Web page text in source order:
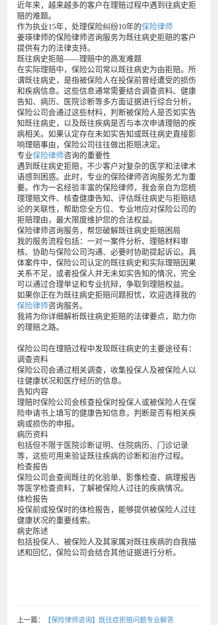
近年来，越来越多的客户在理赔过程中遇到往病史拒
赔的难题。
作为执业15年，处理保险纠纷10年的保险律师
姜瑛律师的保险律师咨询服务为既往病史拒赔的客户
提供有力的法律支持。
既往病史拒赔——理赔中的高发难题
在实际理赔中，保险公司常以既往病史为由拒赔。所
谓既往病史，是指被保险人在投保前曾经遭受的损伤
和疾病信息。这些信息通常需要结合调查资料、健康
告知、病历、医院诊断等多方面证据进行综合分析。
保险公司会通过这些材料，判断被保险人是否如实告
知既往病史，以及既往疾病是否与本次申请理赔的疾
病相关。如果认定存在未如实告知或既往病史直接影
响理赔事由，保险公司往往做出拒赔决定。
专业保险律师咨询的重要性
遇到既往病史拒赔，不少客户对复杂的医学和法律术
语感到困惑。此时，专业的保险律师咨询服务尤为重
要。作为一名经验丰富的保险律师，我会亲自为您梳
理理赔文件、核查健康告知、评估既往病史与拒赔结
论的关联性，帮助您全方位、专业地应对保险公司的
拒赔理由，最大限度维护您的合法权益。
保险律师咨询服务，帮您破解既往病史拒赔困局
我的服务流程包括：一对一案件分析、理赔材料审
核、协助与保险公司沟通、必要时协助提起诉讼。具
体案件中，保险公司认定的既往病史和实际理赔因果
关系不足，或者投保人并无未如实告知的情况，完全
可以通过合理举证和专业抗辩，争取到理赔权益。
如果你正在为既往病史拒赔问题担忧，欢迎选择我的
保险律师咨询服务。
我将为你详细解析既往病史拒赔的法律要点，助力你
的理赔之路。
保险公司在理赔过程中发现既往病史的主要途径有：
调查资料
保险公司会通过相关调查，收集投保人及被保险人以
往健康状况和医疗经历的信息。
告知内容
理赔时保险公司会核查投保时投保人或被保险人在保
险申请书上填写的健康告知信息，判断是否有相关疾
病或损伤的申报。
病历资料
包括但不限于医院诊断证明、住院病历、门诊记录
等，这些可用来验证既往疾病的诊断和治疗过程。
检查报告
保险公司会查阅既往的化验单、影像检查、病理报告
等医学检查资料，了解被保险人过往的疾病情况。
体检报告
投保前或投保时的体检报告，能够提供被保险人过往
健康状况的重要线索。
病史陈述
包括投保人、被保险人及其家属对既往疾病的自我描
述和回忆，保险公司会结合其他证据进行分析。
上一篇：
【保险律师咨询】既往症拒赔问题专业解答